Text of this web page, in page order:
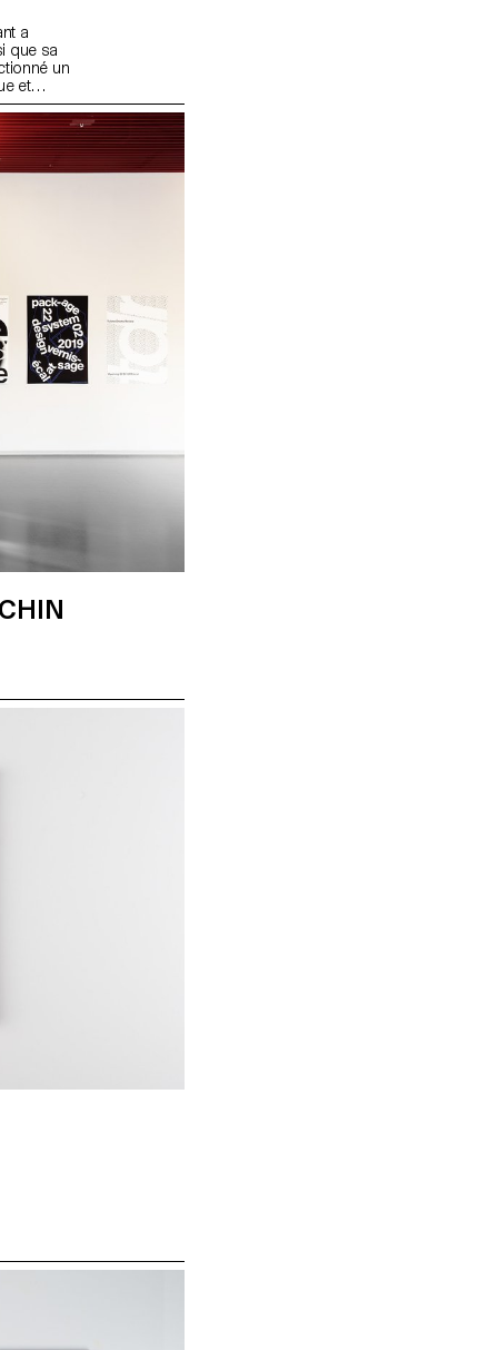
a
que sa
un
et
Modern
1,15m²
Le